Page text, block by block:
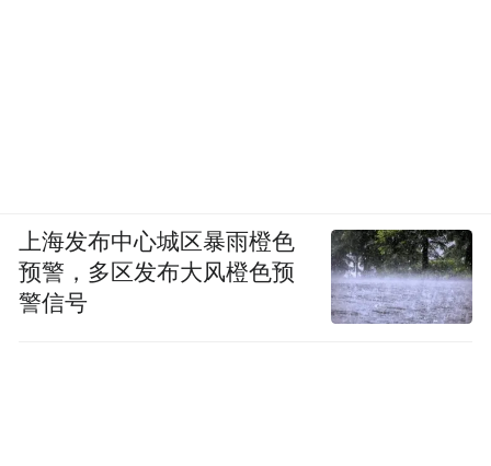
上海发布中心城区暴雨橙色
预警，多区发布大风橙色预
警信号